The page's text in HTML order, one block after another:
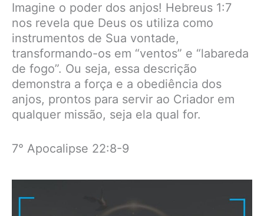
Imagine o poder dos anjos! Hebreus 1:7
nos revela que Deus os utiliza como
instrumentos de Sua vontade,
transformando-os em “ventos” e “labareda
de fogo”. Ou seja, essa descrição
demonstra a força e a obediência dos
anjos, prontos para servir ao Criador em
qualquer missão, seja ela qual for.
7° Apocalipse 22:8-9